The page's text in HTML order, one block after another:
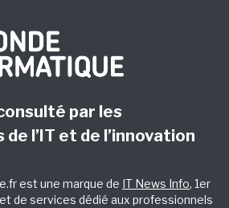
par les
l’IT et de l’innovation
est une marque de IT News Info, 1er
de services dédié aux professionnels